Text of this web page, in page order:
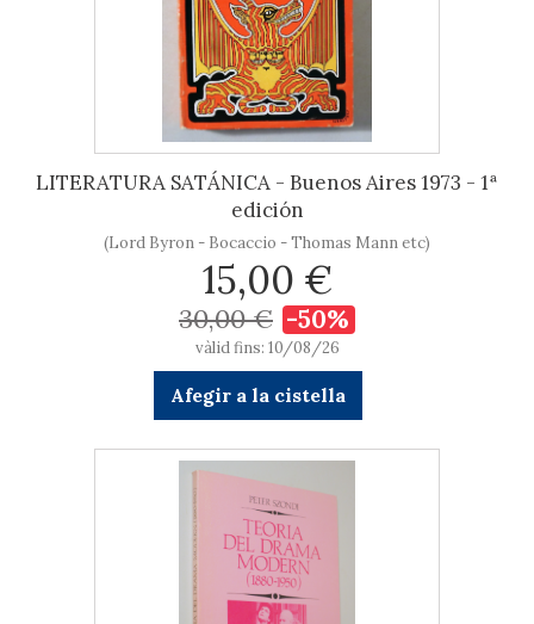
LITERATURA SATÁNICA - Buenos Aires 1973 - 1ª
edición
(Lord Byron - Bocaccio - Thomas Mann etc)
15,00 €
30,00 € -50%
vàlid fins: 10/08/26
Afegir a la cistella